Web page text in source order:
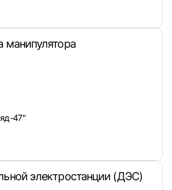
Войти с VK ID
манипулятора
47"
электростанции (ДЭС)